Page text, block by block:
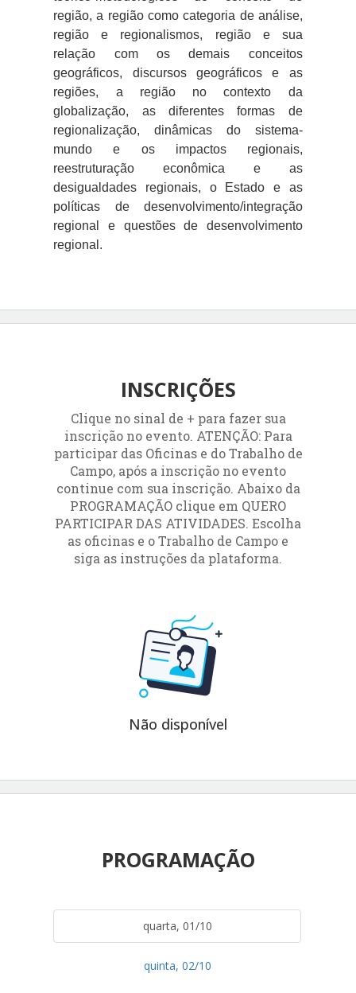
região, a região como categoria de análise,
região e regionalismos, região e sua
relação com os demais conceitos
geográficos, discursos geográficos e as
regiões, a região no contexto da
globalização, as diferentes formas de
regionalização, dinâmicas do sistema-
mundo e os impactos regionais,
reestruturação econômica e as
desigualdades regionais, o Estado e as
políticas de desenvolvimento/integração
regional e questões de desenvolvimento
regional.
INSCRIÇÕES
Clique no sinal de + para fazer sua
inscrição no evento. ATENÇÃO: Para
participar das Oficinas e do Trabalho de
Campo, após a inscrição no evento
continue com sua inscrição. Abaixo da
PROGRAMAÇÃO clique em QUERO
PARTICIPAR DAS ATIVIDADES. Escolha
as oficinas e o Trabalho de Campo e
siga as instruções da plataforma.
Não disponível
PROGRAMAÇÃO
quarta, 01/10
quinta, 02/10